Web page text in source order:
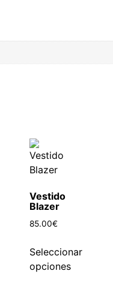
Vestido
Blazer
85.00€
Seleccionar
opciones